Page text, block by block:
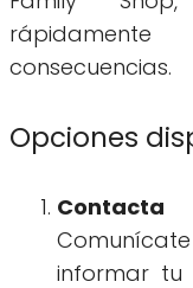
consecuencias.
Opciones
informar tu